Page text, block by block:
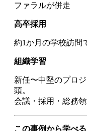
ファラルが併走
高卒採用
約1か月の学校訪問
組織学習
新任〜中堅のプロ
頭。
会議・採用・総務
この事例から学べ